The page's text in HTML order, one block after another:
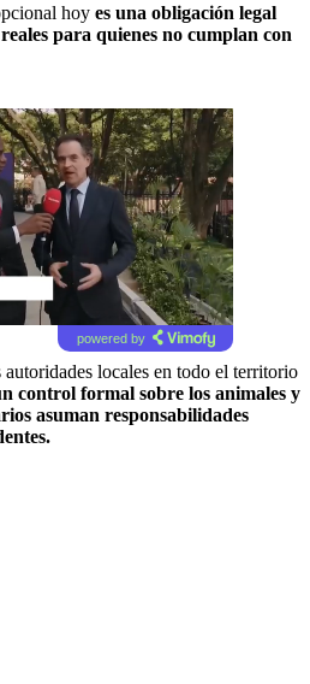
hoy es una obligación legal
para quienes no cumplan con
powered by
locales en todo el territorio
control formal sobre los animales y
asuman responsabilidades